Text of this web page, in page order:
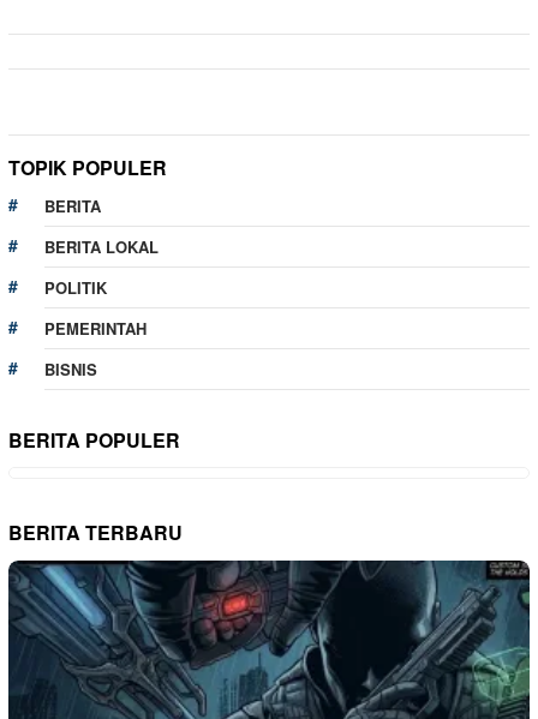
TOPIK POPULER
BERITA
BERITA LOKAL
POLITIK
PEMERINTAH
BISNIS
BERITA POPULER
BERITA TERBARU